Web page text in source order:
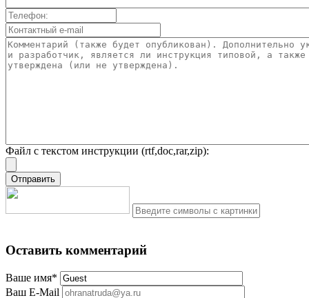
Файл с текстом инструкции (rtf,doc,rar,zip):
Оставить комментарий
Ваше имя*
Ваш E-Mail